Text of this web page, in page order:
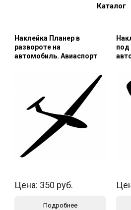
Каталог
Наклейка Планер в
развороте на
автомобиль. Авиаспорт
Цена: 350 руб.
Подробнее
под